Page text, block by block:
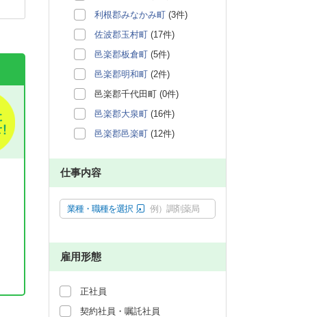
利根郡みなかみ町 (3件)
佐波郡玉村町 (17件)
邑楽郡板倉町 (5件)
邑楽郡明和町 (2件)
邑楽郡千代田町 (0件)
邑楽郡大泉町 (16件)
邑楽郡邑楽町 (12件)
仕事内容
業種・職種を選択 例）調剤薬局
雇用形態
正社員
契約社員・嘱託社員